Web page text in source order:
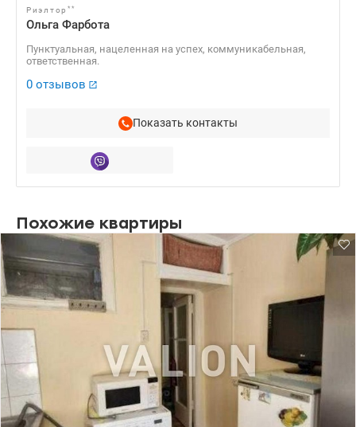
Риэлтор **
Ольга Фарбота
Пунктуальная, нацеленная на успех, коммуникабельная,
ответственная.
0 отзывов
Показать контакты
Похожие квартиры